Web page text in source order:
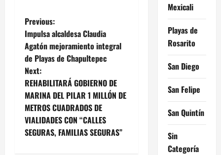
P
o
s
t
n
a
Previous:
Impulsa alcaldesa Claudia
Agatón mejoramiento integral
de Playas de Chapultepec
Next:
REHABILITARÁ GOBIERNO DE
MARINA DEL PILAR 1 MILLÓN DE
METROS CUADRADOS DE
VIALIDADES CON “CALLES
SEGURAS, FAMILIAS SEGURAS”
Mexicali
Playas de
Rosarito
San Diego
San Felipe
San Quintín
Sin
Categoría